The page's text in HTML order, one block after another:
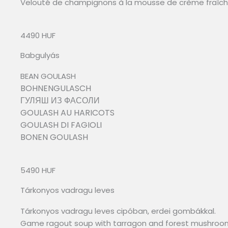
Velouté de champignons à la mousse de crème
4490 HUF
Babgulyás
BEAN GOULASH
BOHNENGULASCH
ГУЛЯШ ИЗ ФАСОЛИ
GOULASH AU HARICOTS
GOULASH DI FAGIOLI
BONEN GOULASH
5490 HUF
Tárkonyos vadragu leves
Tárkonyos vadragu leves cipóban, erdei gombákkal.
Game ragout soup with tarragon and forest